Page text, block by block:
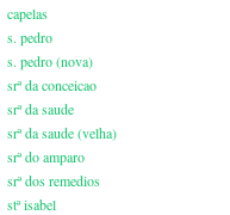
capelas
s. pedro
s. pedro (nova)
srª da conceicao
srª da saude
srª da saude (velha)
srª do amparo
srª dos remedios
stª isabel